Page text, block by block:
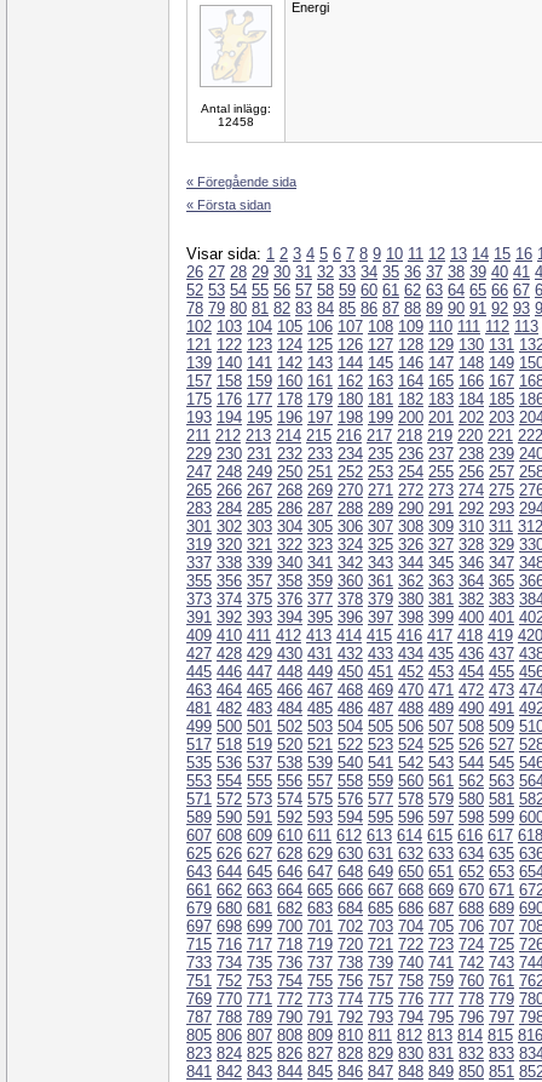
Antal inlägg:
12458
Energi
« Föregående sida
« Första sidan
Visar sida: 1 2 3 4 5 6 7 8 9 10 11 12 13 14 15 16
26 27 28 29 30 31 32 33 34 35 36 37 38 39 40 41
52 53 54 55 56 57 58 59 60 61 62 63 64 65 66 67
78 79 80 81 82 83 84 85 86 87 88 89 90 91 92 93
102 103 104 105 106 107 108 109 110 111 112 113
121 122 123 124 125 126 127 128 129 130 131
139 140 141 142 143 144 145 146 147 148 149
157 158 159 160 161 162 163 164 165 166 167
175 176 177 178 179 180 181 182 183 184 185
193 194 195 196 197 198 199 200 201 202 203
211 212 213 214 215 216 217 218 219 220 221 222
229 230 231 232 233 234 235 236 237 238 239
247 248 249 250 251 252 253 254 255 256 257
265 266 267 268 269 270 271 272 273 274 275
283 284 285 286 287 288 289 290 291 292 293
301 302 303 304 305 306 307 308 309 310 311 312
319 320 321 322 323 324 325 326 327 328 329
337 338 339 340 341 342 343 344 345 346 347
355 356 357 358 359 360 361 362 363 364 365
373 374 375 376 377 378 379 380 381 382 383
391 392 393 394 395 396 397 398 399 400 401
409 410 411 412 413 414 415 416 417 418 419 420
427 428 429 430 431 432 433 434 435 436 437
445 446 447 448 449 450 451 452 453 454 455
463 464 465 466 467 468 469 470 471 472 473
481 482 483 484 485 486 487 488 489 490 491
499 500 501 502 503 504 505 506 507 508 509
517 518 519 520 521 522 523 524 525 526 527
535 536 537 538 539 540 541 542 543 544 545
553 554 555 556 557 558 559 560 561 562 563
571 572 573 574 575 576 577 578 579 580 581
589 590 591 592 593 594 595 596 597 598 599
607 608 609 610 611 612 613 614 615 616 617 618
625 626 627 628 629 630 631 632 633 634 635
643 644 645 646 647 648 649 650 651 652 653
661 662 663 664 665 666 667 668 669 670 671
679 680 681 682 683 684 685 686 687 688 689
697 698 699 700 701 702 703 704 705 706 707
715 716 717 718 719 720 721 722 723 724 725
733 734 735 736 737 738 739 740 741 742 743
751 752 753 754 755 756 757 758 759 760 761
769 770 771 772 773 774 775 776 777 778 779
787 788 789 790 791 792 793 794 795 796 797
805 806 807 808 809 810 811 812 813 814 815 816
823 824 825 826 827 828 829 830 831 832 833
841 842 843 844 845 846 847 848 849 850 851